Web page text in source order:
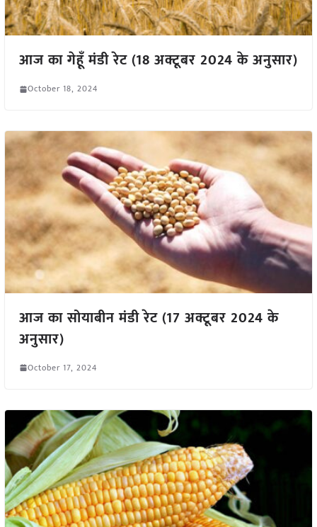
आज का गेहूँ मंडी रेट (18 अक्टूबर 2024 के अनुसार)
October 18, 2024
आज का सोयाबीन मंडी रेट (17 अक्टूबर 2024 के
अनुसार)
October 17, 2024